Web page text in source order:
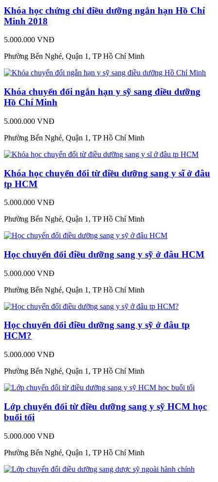
Khóa học chứng chỉ điều dưỡng ngắn hạn Hồ Chí
Minh 2018
5.000.000 VNĐ
Phường Bến Nghé, Quận 1, TP Hồ Chí Minh
Khóa chuyển đổi ngắn hạn y sỹ sang điều dưỡng
Hồ Chí Minh
5.000.000 VNĐ
Phường Bến Nghé, Quận 1, TP Hồ Chí Minh
Khóa học chuyển đổi từ điều dưỡng sang y sĩ ở đâu
tp HCM
5.000.000 VNĐ
Phường Bến Nghé, Quận 1, TP Hồ Chí Minh
Học chuyển đổi điều dưỡng sang y sỹ ở đâu HCM
5.000.000 VNĐ
Phường Bến Nghé, Quận 1, TP Hồ Chí Minh
Học chuyển đổi điều dưỡng sang y sỹ ở đâu tp
HCM?
5.000.000 VNĐ
Phường Bến Nghé, Quận 1, TP Hồ Chí Minh
Lớp chuyển đổi từ điều dưỡng sang y sỹ HCM học
buổi tối
5.000.000 VNĐ
Phường Bến Nghé, Quận 1, TP Hồ Chí Minh